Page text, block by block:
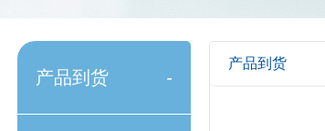
产品到货 -
产品到货